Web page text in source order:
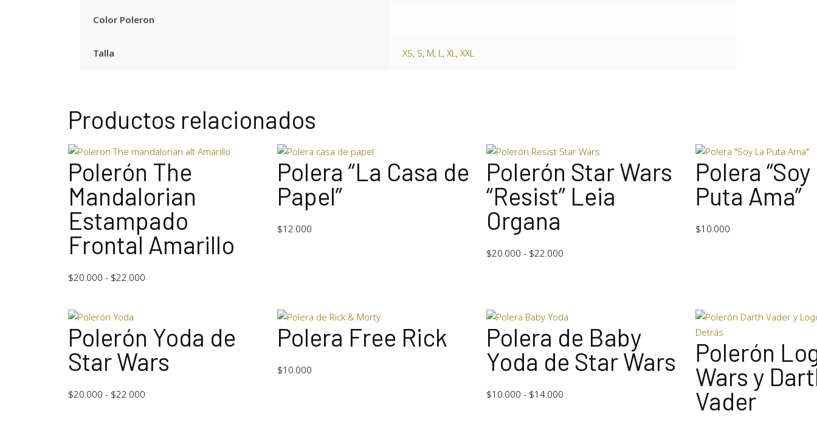
Color Poleron
Talla XS, S, M, L ,XL ,XXL
Productos relacionados
Polerón The
Mandalorian
Estampado
Frontal Amarillo
$20.000 - $22.000
Polera “La Casa de
Papel”
$12.000
Polerón Star Wars
“Resist” Leia
Organa
$20.000 - $22.000
Polera
Puta Ama”
$10.000
Polerón Yoda de
Star Wars
$20.000 - $22.000
Polera Free Rick
$10.000
Polera de Baby
Yoda de Star Wars
$10.000 - $14.000
Polerón
Wars y
Vader